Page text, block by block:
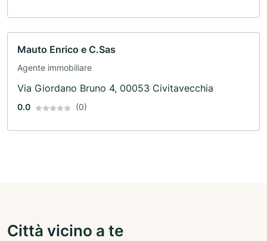
Mauto Enrico e C.Sas
Agente immobiliare
Via Giordano Bruno 4, 00053 Civitavecchia
0.0 (0)
Città vicino a te